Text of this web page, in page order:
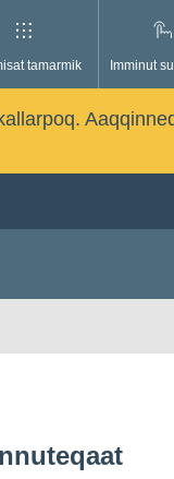
tamarmik Imminut